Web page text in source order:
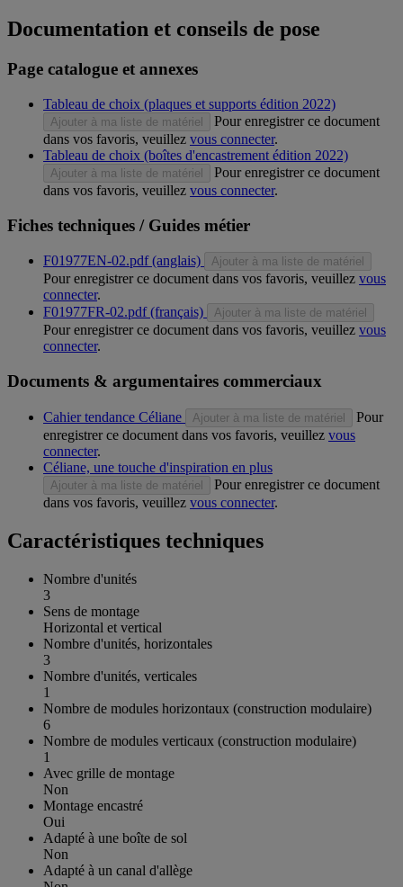
Documentation et conseils de pose
Page catalogue et annexes
Tableau de choix (plaques et supports édition 2022)
Ajouter à ma liste de matériel
Pour enregistrer ce document
dans vos favoris, veuillez vous connecter.
Tableau de choix (boîtes d'encastrement édition 2022)
Ajouter à ma liste de matériel
Pour enregistrer ce document
dans vos favoris, veuillez vous connecter.
Fiches techniques / Guides métier
F01977EN-02.pdf (anglais) Ajouter à ma liste de matériel
Pour enregistrer ce document dans vos favoris, veuillez vous
connecter.
F01977FR-02.pdf (français)
Ajouter à ma liste de matériel
Pour enregistrer ce document dans vos favoris, veuillez vous
connecter.
Documents & argumentaires commerciaux
Cahier tendance Céliane Ajouter à ma liste de matériel
Pour
enregistrer ce document dans vos favoris, veuillez vous
connecter.
Céliane, une touche d'inspiration en plus
Ajouter à ma liste de matériel
Pour enregistrer ce document
dans vos favoris, veuillez vous connecter.
Caractéristiques techniques
Nombre d'unités
3
Sens de montage
Horizontal et vertical
Nombre d'unités, horizontales
3
Nombre d'unités, verticales
1
Nombre de modules horizontaux (construction modulaire)
6
Nombre de modules verticaux (construction modulaire)
1
Avec grille de montage
Non
Montage encastré
Oui
Adapté à une boîte de sol
Non
Adapté à un canal d'allège